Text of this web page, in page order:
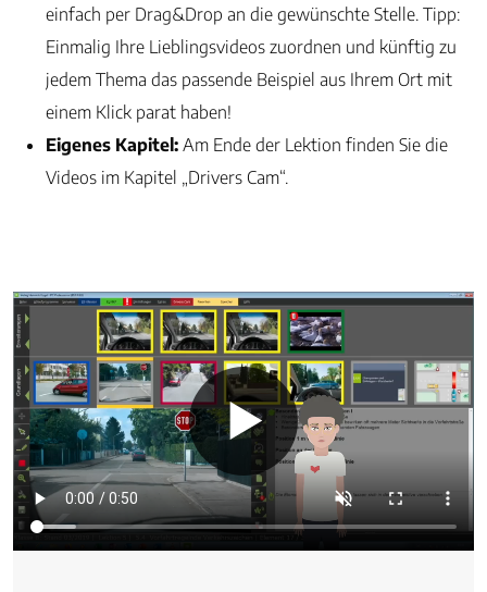
einfach per Drag&Drop an die gewünschte Stelle. Tipp:
Einmalig Ihre Lieblingsvideos zuordnen und künftig zu
jedem Thema das passende Beispiel aus Ihrem Ort mit
einem Klick parat haben!
Eigenes Kapitel: Am Ende der Lektion finden Sie die
Videos im Kapitel „Drivers Cam“.